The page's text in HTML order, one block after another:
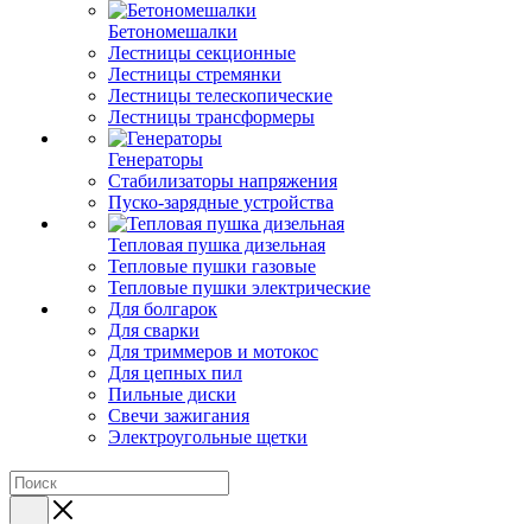
Бетономешалки
Лестницы секционные
Лестницы стремянки
Лестницы телескопические
Лестницы трансформеры
Генераторы
Стабилизаторы напряжения
Пуско-зарядные устройства
Тепловая пушка дизельная
Тепловые пушки газовые
Тепловые пушки электрические
Для болгарок
Для сварки
Для триммеров и мотокос
Для цепных пил
Пильные диски
Свечи зажигания
Электроугольные щетки